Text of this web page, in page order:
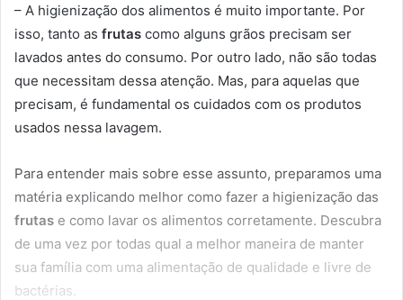
– A higienização dos alimentos é muito importante. Por
isso, tanto as frutas como alguns grãos precisam ser
lavados antes do consumo. Por outro lado, não são todas
que necessitam dessa atenção. Mas, para aquelas que
precisam, é fundamental os cuidados com os produtos
usados nessa lavagem.
Para entender mais sobre esse assunto, preparamos uma
matéria explicando melhor como fazer a higienização das
frutas e como lavar os alimentos corretamente. Descubra
de uma vez por todas qual a melhor maneira de manter
sua família com uma alimentação de qualidade e livre de
bactérias.